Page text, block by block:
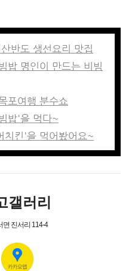
반도 생선요리 맛집
밥 명인이 만드는 비빔
포여행 분수쇼
밥'을 먹다~
치킨'을 먹어봤어요~